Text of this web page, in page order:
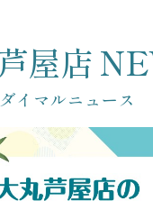
屋店
ダイマルニュース